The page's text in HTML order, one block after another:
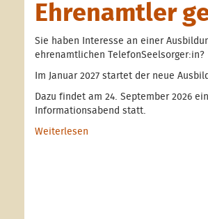
Ehrenamtler
Sie haben Interesse an einer
ehrenamtlichen TelefonSeelsorger:in?
Im Januar 2027 startet der neue
Dazu findet am 24. September 2026 ein
Informationsabend statt.
Weiterlesen über Nächster